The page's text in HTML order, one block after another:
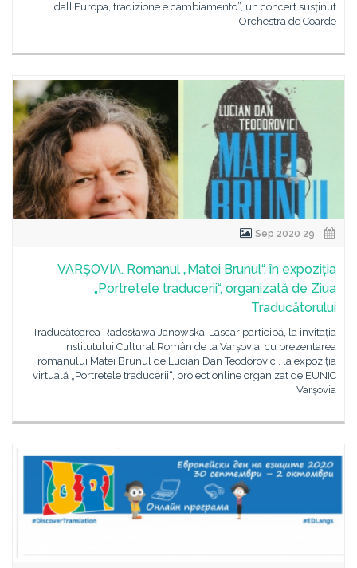
dall’Europa, tradizione e cambiamento”, un concert susținut
Orchestra de Coarde
VARȘOVIA. Romanul „Matei Brunul“, în expoziția
„Portretele traducerii“, organizată de Ziua
Traducătorului
Traducătoarea Radosława Janowska-Lascar participă, la invitația
Institutului Cultural Român de la Varșovia, cu prezentarea
romanului Matei Brunul de Lucian Dan Teodorovici, la expoziția
virtuală „Portretele traducerii“, proiect online organizat de EUNIC
Varșovia